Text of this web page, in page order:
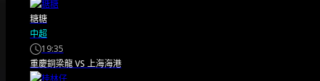
官方歌曲排名據 ESPN
糖糖
中超
19:35
重慶銅梁龍VS 上海海港